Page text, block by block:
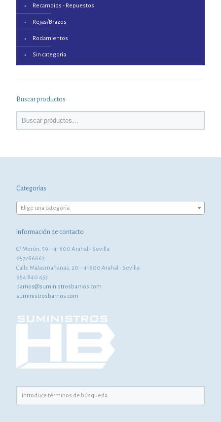
Recambios - Repuestos
Rejas/Brazos
Rodamientos
Sin categoría
Buscar productos
Categorías
Elige una categoría
Información de contacto
C/ Morón, 59 – 41600 Arahal - Sevilla
657286662
Calle Malasmañanas, 20 – 41600 Arahal - Sevilla
954 840 453
barrios@suministrosbarrios.com
suministrosbarrios.com